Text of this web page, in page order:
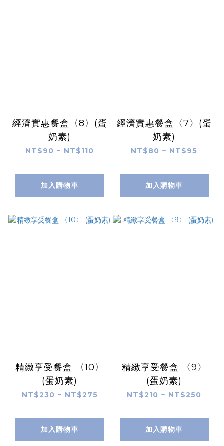
經濟實惠餐盒〈8〉(蛋
奶素)
NT$90 ~ NT$110
加入購物車
經濟實惠餐盒〈7〉(蛋
奶素)
NT$80 ~ NT$95
加入購物車
精緻享受餐盒 〈10〉
(蛋奶素)
NT$230 ~ NT$275
加入購物車
精緻享受餐盒 〈9〉
(蛋奶素)
NT$210 ~ NT$250
加入購物車